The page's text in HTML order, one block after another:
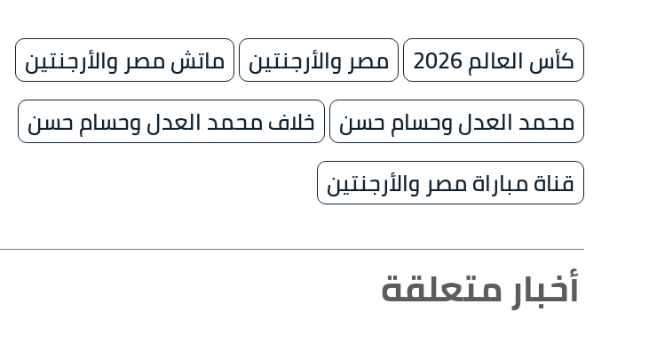
كأس العالم 2026 مصر والأرجنتين
ماتش مصر والأرجنتين
محمد العدل وحسام حسن
خلاف محمد العدل وحسام حسن
قناة مباراة مصر والأرجنتين
أخبار متعلقة